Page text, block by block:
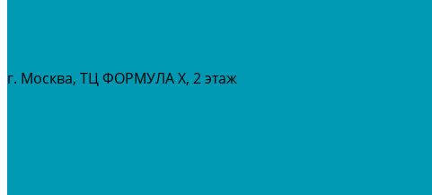
г. Москва, ТЦ ФОРМУЛА Х, 2 этаж